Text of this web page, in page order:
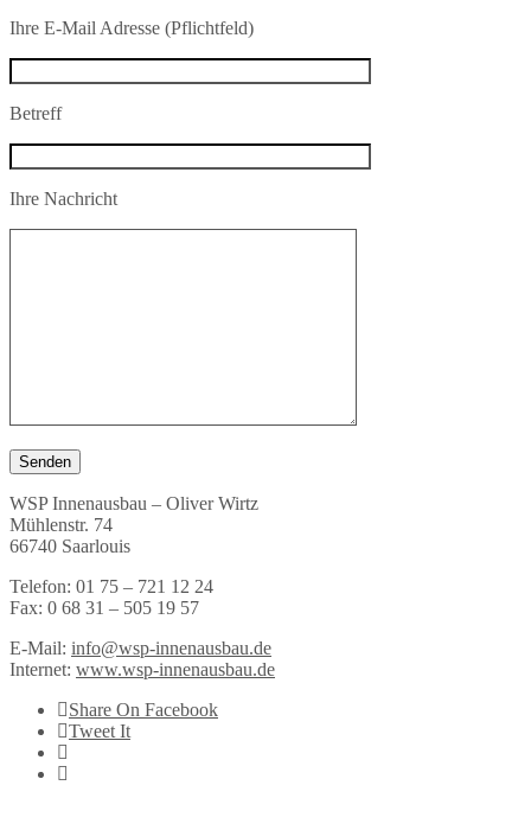
Ihre E-Mail Adresse (Pflichtfeld)
Betreff
Ihre Nachricht
WSP Innenausbau – Oliver Wirtz
Mühlenstr. 74
66740 Saarlouis
Telefon: 01 75 – 721 12 24
Fax: 0 68 31 – 505 19 57
E-Mail: info@wsp-innenausbau.de
Internet: www.wsp-innenausbau.de
Share On Facebook
Tweet It